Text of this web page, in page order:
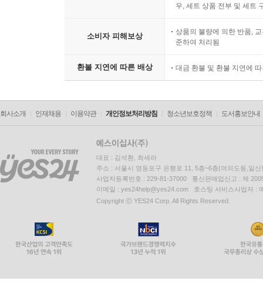
우, 세트 상품 전부 및 세트
소비자 피해보상
상품의 불량에 의한 반품,
준하여 처리됨
환불 지연에 따른 배상 대금 환불 및 환불 지연에
회사소개 인재채용 이용약관 개인정보처리방침 청소년보호정책 도서홍보안내
대표 : 김석환, 최세라
주소 : 서울시 영등포구 은행로 11, 5층~6층(여의도동,일신
사업자등록번호 : 229-81-37000 통신판매업신고 : 제
이메일 : yes24help@yes24.com 호스팅 서비스사업자 :
Copyright ⓒ YES24 Corp. All Rights Reserved.